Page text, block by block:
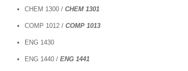
CHEM 1300 / CHEM 1301
COMP 1012 / COMP 1013
ENG 1430
ENG 1440 / ENG 1441